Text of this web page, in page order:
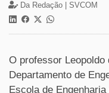
Da Redação | SVCOM
O professor Leopoldo
Departamento de
Escola de